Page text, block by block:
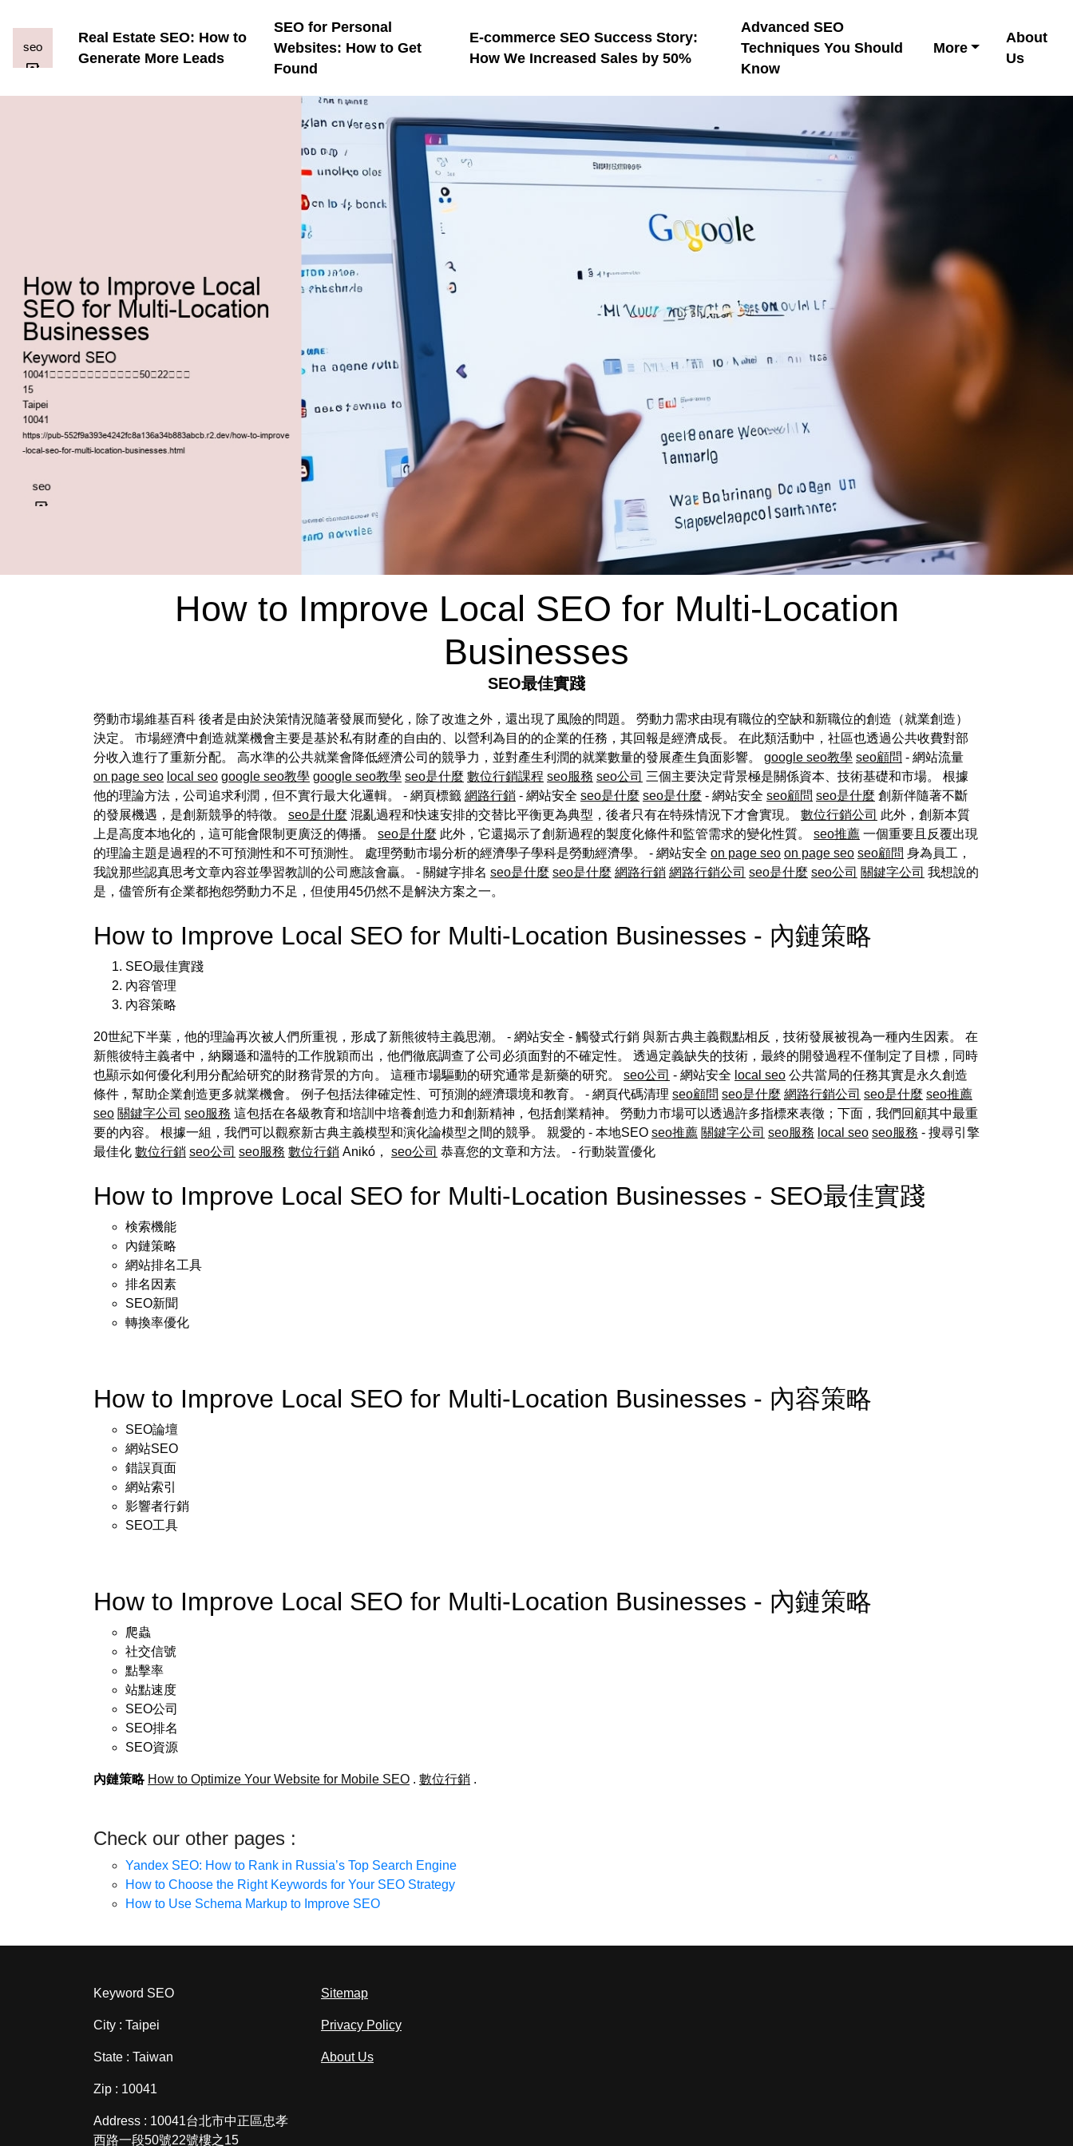
Real Estate SEO: How to
Generate More Leads
SEO for Personal
Websites: How to Get
Found
E-commerce SEO Success Story:
How We Increased Sales by 50%
Advanced SEO
Techniques You Should
Know
More
About
Us
How to Improve Local SEO for Multi-Location
Businesses
SEO最佳實踐
勞動市場維基百科 後者是由於決策情況隨著發展而變化，除了改進之外，還出現了風險的問題。 勞動力需求由現有職位的空缺和新職位的創造（就業創造）
決定。 市場經濟中創造就業機會主要是基於私有財產的自由的、以營利為目的的企業的任務，其回報是經濟成長。 在此類活動中，社區也透過公共收費對部
分收入進行了重新分配。 高水準的公共就業會降低經濟公司的競爭力，並對產生利潤的就業數量的發展產生負面影響。 google seo教學 seo顧問 - 網站流量
on page seo local seo google seo教學 google seo教學 seo是什麼 數位行銷課程 seo服務 seo公司 三個主要決定背景極是關係資本、技術基礎和市場。 根據
他的理論方法，公司追求利潤，但不實行最大化邏輯。 - 網頁標籤 網路行銷 - 網站安全 seo是什麼 seo是什麼 - 網站安全 seo顧問 seo是什麼 創新伴隨著不斷
的發展機遇，是創新競爭的特徵。 seo是什麼 混亂過程和快速安排的交替比平衡更為典型，後者只有在特殊情況下才會實現。 數位行銷公司 此外，創新本質
上是高度本地化的，這可能會限制更廣泛的傳播。 seo是什麼 此外，它還揭示了創新過程的製度化條件和監管需求的變化性質。 seo推薦 一個重要且反覆出現
的理論主題是過程的不可預測性和不可預測性。 處理勞動市場分析的經濟學子學科是勞動經濟學。 - 網站安全 on page seo on page seo seo顧問 身為員工，
我說那些認真思考文章內容並學習教訓的公司應該會贏。 - 關鍵字排名 seo是什麼 seo是什麼 網路行銷 網路行銷公司 seo是什麼 seo公司 關鍵字公司 我想說的
是，儘管所有企業都抱怨勞動力不足，但使用45仍然不是解決方案之一。
How to Improve Local SEO for Multi-Location Businesses - 內鏈策略
SEO最佳實踐
內容管理
內容策略
20世紀下半葉，他的理論再次被人們所重視，形成了新熊彼特主義思潮。 - 網站安全 - 觸發式行銷 與新古典主義觀點相反，技術發展被視為一種內生因素。 在
新熊彼特主義者中，納爾遜和溫特的工作脫穎而出，他們徹底調查了公司必須面對的不確定性。 透過定義缺失的技術，最終的開發過程不僅制定了目標，同時
也顯示如何優化利用分配給研究的財務背景的方向。 這種市場驅動的研究通常是新藥的研究。 seo公司 - 網站安全 local seo 公共當局的任務其實是永久創造
條件，幫助企業創造更多就業機會。 例子包括法律確定性、可預測的經濟環境和教育。 - 網頁代碼清理 seo顧問 seo是什麼 網路行銷公司 seo是什麼 seo推薦
seo 關鍵字公司 seo服務 這包括在各級教育和培訓中培養創造力和創新精神，包括創業精神。 勞動力市場可以透過許多指標來表徵；下面，我們回顧其中最重
要的內容。 根據一組，我們可以觀察新古典主義模型和演化論模型之間的競爭。 親愛的 - 本地SEO seo推薦 關鍵字公司 seo服務 local seo seo服務 - 搜尋引擎
最佳化 數位行銷 seo公司 seo服務 數位行銷 Anikó， seo公司 恭喜您的文章和方法。 - 行動裝置優化
How to Improve Local SEO for Multi-Location Businesses - SEO最佳實踐
検索機能
內鏈策略
網站排名工具
排名因素
SEO新聞
轉換率優化
How to Improve Local SEO for Multi-Location Businesses - 內容策略
SEO論壇
網站SEO
錯誤頁面
網站索引
影響者行銷
SEO工具
How to Improve Local SEO for Multi-Location Businesses - 內鏈策略
爬蟲
社交信號
點擊率
站點速度
SEO公司
SEO排名
SEO資源
內鏈策略 How to Optimize Your Website for Mobile SEO . 數位行銷 .
Check our other pages :
Yandex SEO: How to Rank in Russia’s Top Search Engine
How to Choose the Right Keywords for Your SEO Strategy
How to Use Schema Markup to Improve SEO
Keyword SEO
City : Taipei
State : Taiwan
Zip : 10041
Address : 10041台北市中正區忠孝
西路一段50號22號樓之15
Sitemap
Privacy Policy
About Us